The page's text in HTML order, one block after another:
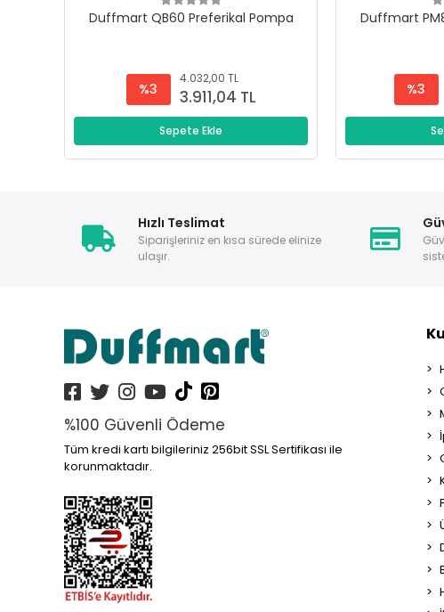
Duffmart QB60 Preferikal Pompa
%3
4.032,00 TL
3.911,04 TL
Sepete Ekle
Duffmart
%3
Hızlı Teslimat
Siparişleriniz en kısa sürede elinize
ulaşır.
%100 Güvenli Ödeme
Tüm kredi kartı bilgileriniz 256bit SSL Sertifikası ile
korunmaktadır.